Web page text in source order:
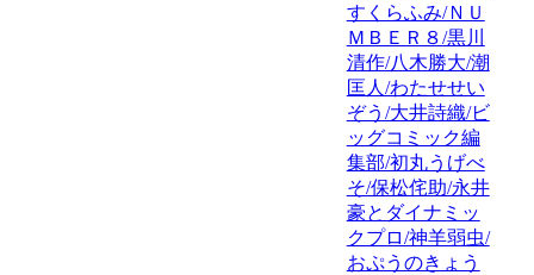
すくらふみ/ＮＵ
ＭＢＥＲ８/黒川
清作/八木勝大/潮
匡人/わたせせい
ぞう/大井詩織/ビ
ッグコミック編
集部/初丸うげべ
そ/保松侘助/永井
豪とダイナミッ
クプロ/神羊弱虫/
おぷうのきょう